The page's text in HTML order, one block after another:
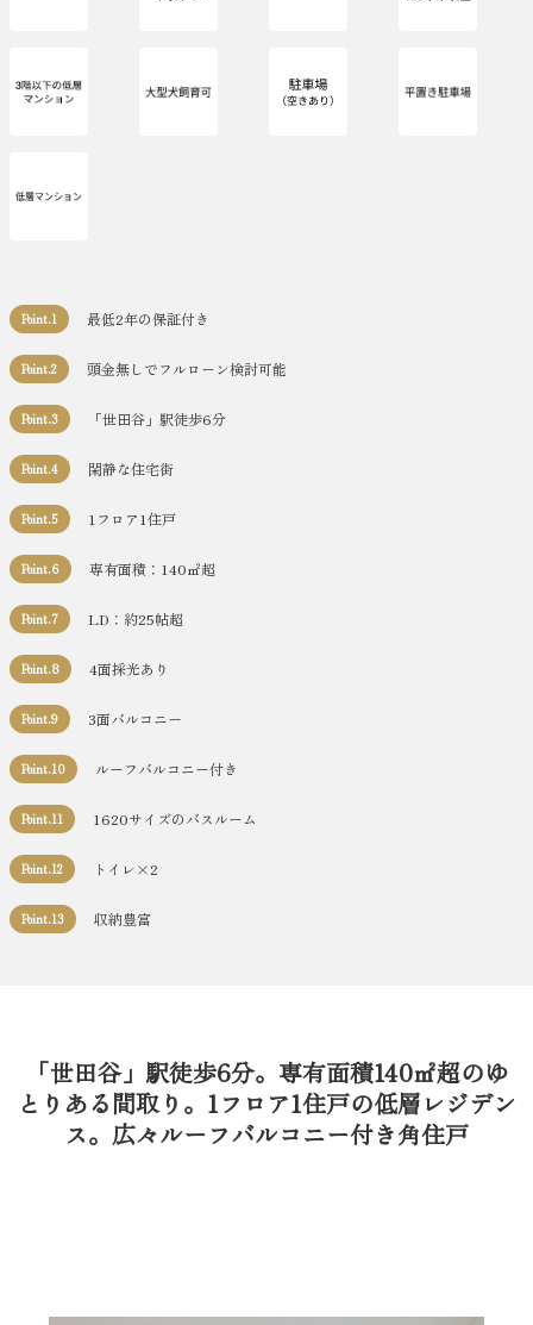
Point.1 最低2年の保証付き
Point.2 頭金無しでフルローン検討可能
Point.3 「世田谷」駅徒歩6分
Point.4 閑静な住宅街
Point.5 1フロア1住戸
Point.6 専有面積：140㎡超
Point.7 LD：約25帖超
Point.8 4面採光あり
Point.9 3面バルコニー
Point.10 ルーフバルコニー付き
Point.11 1620サイズのバスルーム
Point.12 トイレ×2
Point.13 収納豊富
「世田谷」駅徒歩6分。専有面積140㎡超のゆ
とりある間取り。1フロア1住戸の低層レジデン
ス。広々ルーフバルコニー付き角住戸